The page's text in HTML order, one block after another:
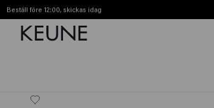
Beställ före 12:00, skickas idag
Fri frakt från 450kr